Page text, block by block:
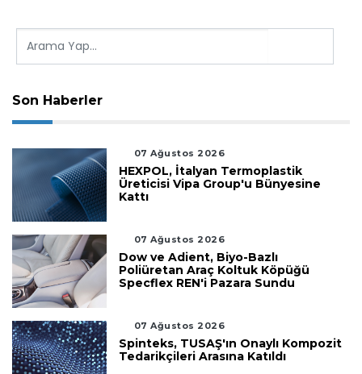
Son Haberler
07 Ağustos 2026
HEXPOL, İtalyan Termoplastik
Üreticisi Vipa Group'u Bünyesine
Kattı
07 Ağustos 2026
Dow ve Adient, Biyo-Bazlı
Poliüretan Araç Koltuk Köpüğü
Specflex REN'i Pazara Sundu
07 Ağustos 2026
Spinteks, TUSAŞ'ın Onaylı Kompozit
Tedarikçileri Arasına Katıldı